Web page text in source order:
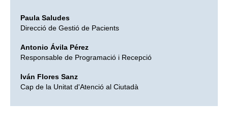
Paula Saludes
Direcció de Gestió de Pacients
Antonio Ávila Pérez
Responsable de Programació i Recepció
Iván Flores Sanz
Cap de la Unitat d'Atenció al Ciutadà